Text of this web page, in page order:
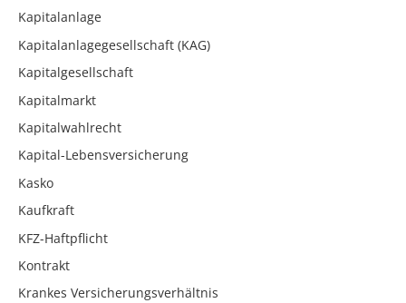
Kapitalanlage
Kapitalanlagegesellschaft (KAG)
Kapitalgesellschaft
Kapitalmarkt
Kapitalwahlrecht
Kapital-Lebensversicherung
Kasko
Kaufkraft
KFZ-Haftpflicht
Kontrakt
Krankes Versicherungsverhältnis